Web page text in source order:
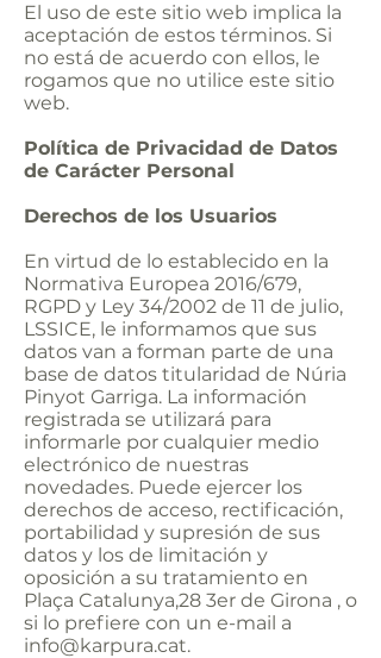
El uso de este sitio web implica la
aceptación de estos términos. Si
no está de acuerdo con ellos, le
rogamos que no utilice este sitio
web.
Política de Privacidad de Datos
de Carácter Personal
Derechos de los Usuarios
En virtud de lo establecido en la
Normativa Europea 2016/679,
RGPD y Ley 34/2002 de 11 de julio,
LSSICE, le informamos que sus
datos van a forman parte de una
base de datos titularidad de Núria
Pinyot Garriga. La información
registrada se utilizará para
informarle por cualquier medio
electrónico de nuestras
novedades. Puede ejercer los
derechos de acceso, rectificación,
portabilidad y supresión de sus
datos y los de limitación y
oposición a su tratamiento en
Plaça Catalunya,28 3er de Girona , o
si lo prefiere con un e-mail a
info@karpura.cat.